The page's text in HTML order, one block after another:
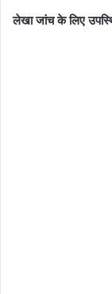
लेखा जांच के लिए